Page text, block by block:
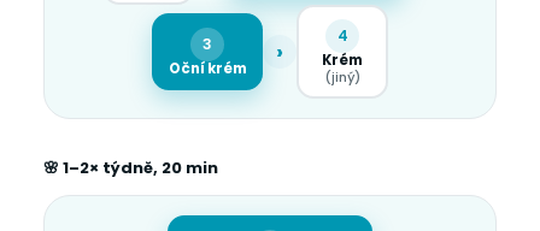
3
Oční krém
›
4
Krém
(jiný)
🌸 1–2× týdně, 20 min